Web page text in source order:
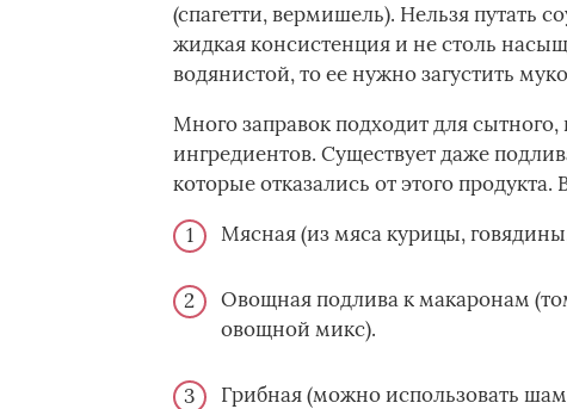
(спагетти, вермишель). Нельзя путать
жидкая консистенция и не столь
водянистой, то ее нужно загустить
Много заправок подходит для
ингредиентов. Существует даже
которые отказались от этого
Мясная (из мяса курицы,
Овощная подлива к макаронам
овощной микс).
Грибная (можно использовать